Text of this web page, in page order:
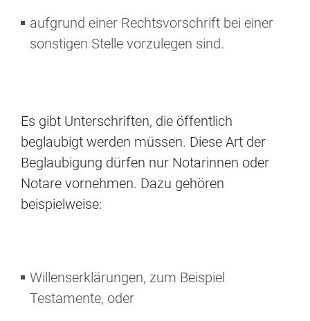
aufgrund einer Rechtsvorschrift bei einer
sonstigen Stelle vorzulegen sind.
Es gibt Unterschriften, die öffentlich
beglaubigt werden müssen. Diese Art der
Beglaubigung dürfen nur Notarinnen oder
Notare vornehmen. Dazu gehören
beispielweise:
Willenserklärungen, zum Beispiel
Testamente, oder